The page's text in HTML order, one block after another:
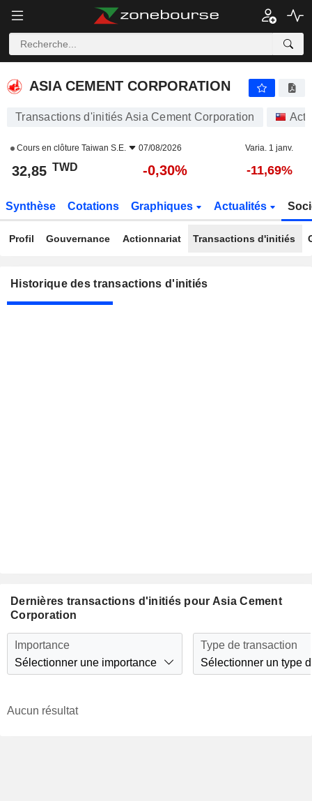
ASIA CEMENT CORPORATION
Transactions d'initiés Asia Cement Corporation
Cours en clôture Taiwan S.E. 07/08/2026 Varia. 1 janv.
32,85 TWD -0,30% -11,69%
Synthèse Cotations Graphiques Actualités
Profil Gouvernance Actionnariat Transactions d'initiés
Historique des transactions d'initiés
Dernières transactions d'initiés pour Asia Cement
Corporation
Importance
Sélectionner une importance
Type de transaction
Sélectionner un type
Aucun résultat